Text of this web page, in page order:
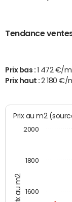
Tendance
Prix bas : 1 472 €/
Prix haut :2 180 €/
Prix au m2
Prix au
1600
1800
2000